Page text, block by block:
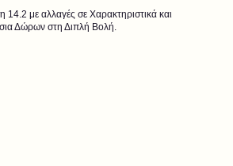
με αλλαγές σε Χαρακτηριστικά και
Δώρων στη Διπλή Βολή.